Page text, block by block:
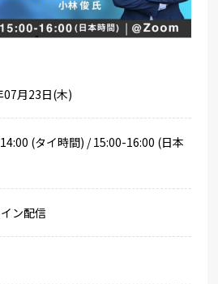
07月23日(木)
(タイ時間) / 15:00-16:00 (日本
ン配信